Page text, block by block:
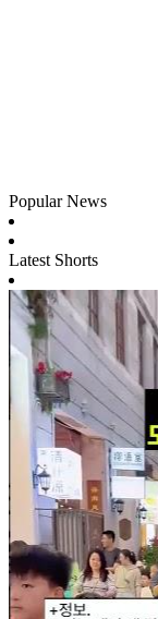
Popular News
Latest Shorts